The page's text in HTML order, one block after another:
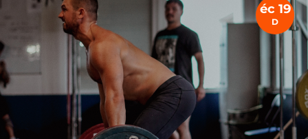
éc 19
D